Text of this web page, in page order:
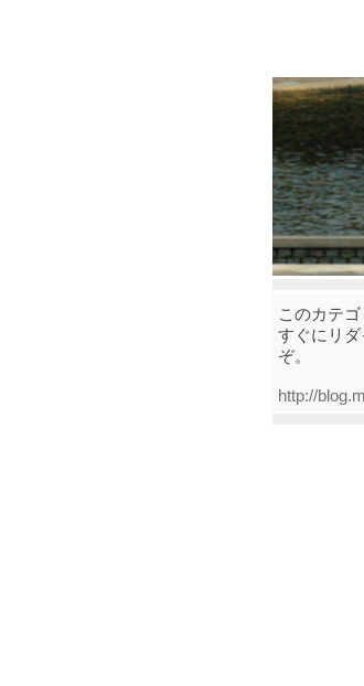
このカテ
すぐにリ
ぞ。
http://